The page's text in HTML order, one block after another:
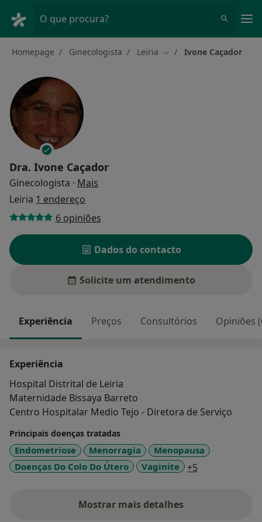
O que procura?
Homepage Ginecologista Leiria Mudar de cidade
Ivone Caçador
Dra. Ivone Caçador
Ginecologista · Mais
Leiria 1 endereço
6 opiniões
Dados do contacto
Solicite um atendimento
Experiência Preços Consultórios Opiniões
Experiência
Hospital Distrital de Leiria
Maternidade Bissaya Barreto
Centro Hospitalar Medio Tejo - Diretora de Serviço
Principais doenças tratadas
Endometriose Menorragia
Menopausa
Doenças Do Colo Do Útero
Vaginite +5
Mostrar mais detalhes
sobre a experiência